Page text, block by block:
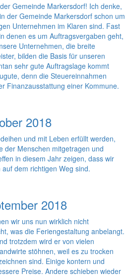
Gemeinde Markersdorf! Ich denke,
der Gemeinde Markersdorf schon um
Unternehmen im Klaren sind. Fast
denen es um Auftragsvergaben geht,
Unternehmen, die breite
bilden die Basis für unseren
sehr gute Auftragslage kommt
denn die Steuereinnahmen
Finanzausstattung einer Kommune.
2018
und mit Leben erfüllt werden,
der Menschen mitgetragen und
in diesem Jahr zeigen, dass wir
dem richtigen Weg sind.
2018
wir uns nun wirklich nicht
was die Feriengestaltung anbelangt.
trotzdem wird er von vielen
stöhnen, weil es zu trocken
sind. Einige kontern und
Preise. Andere schieben wieder